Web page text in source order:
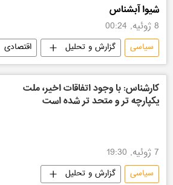
شیوا آبشناس
8 ژوئیه, 00:24
سیاسی گزارش و تحلیل اقتصادی
کارشناس: با وجود اتفاقات اخیر، ملت
یکپارچه تر و متحد تر شده است
7 ژوئیه, 19:30
سیاسی گزارش و تحلیل